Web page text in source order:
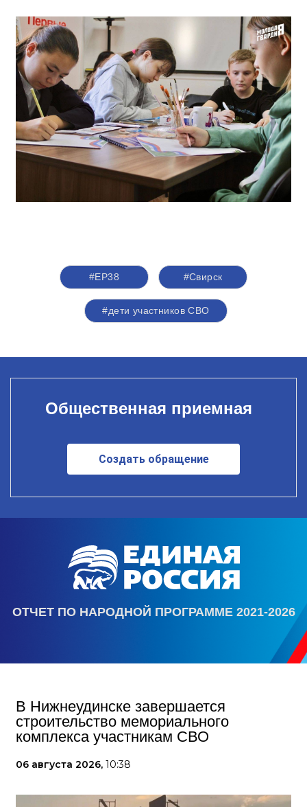
#ЕР38 #Свирск
#дети участников СВО
Общественная приемная
Создать обращение
ОТЧЕТ ПО НАРОДНОЙ ПРОГРАММЕ 2021-2026
В Нижнеудинске завершается
строительство мемориального
комплекса участникам СВО
06 августа 2026, 10:38